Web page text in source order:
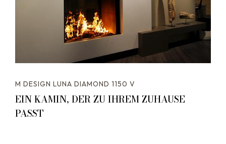
M DESIGN LUNA DIAMOND 1150 V
EIN KAMIN, DER ZU IHREM ZUHAUSE
PASST